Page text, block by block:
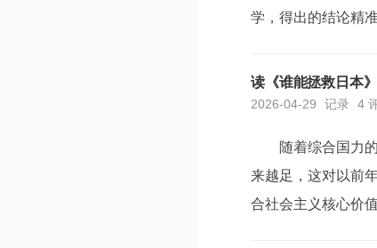
学，得出的结论精
业论文的时候，都
读《谁能拯救日本
2026-04-29 记录 4
随着综合国力
来越足，这对以前
合社会主义核心价